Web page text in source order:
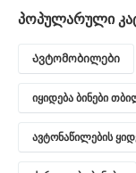
პოპულარული
Ავტომობილები
იყიდება ბინები
ავტონაწილების